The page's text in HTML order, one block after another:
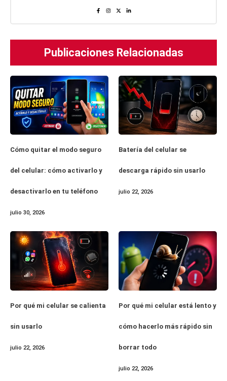
Publicaciones Relacionadas
Cómo quitar el modo seguro
del celular: cómo activarlo y
desactivarlo en tu teléfono
julio 30, 2026
Batería del celular se
descarga rápido sin usarlo
julio 22, 2026
Por qué mi celular se calienta
sin usarlo
julio 22, 2026
Por qué mi celular está lento y
cómo hacerlo más rápido sin
borrar todo
julio 22, 2026